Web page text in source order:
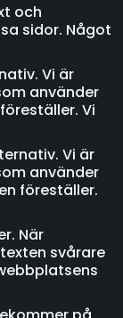
och
sidor. Något
Vi är
använder
Vi
Vi är
använder
föreställer.
När
svårare